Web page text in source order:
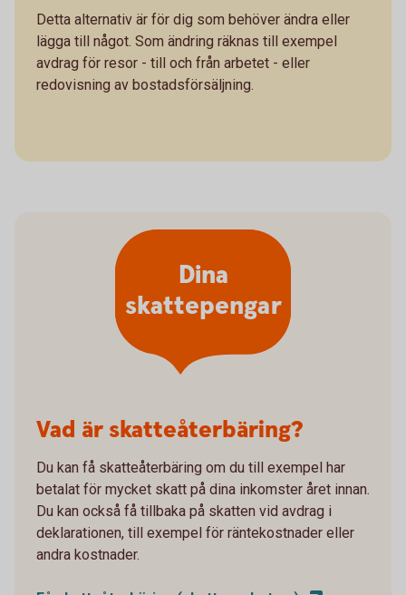
Detta alternativ är för dig som behöver ändra eller
lägga till något. Som ändring räknas till exempel
avdrag för resor - till och från arbetet - eller
redovisning av bostadsförsäljning.
Dina
skattepengar
Vad är skatteåterbäring?
Du kan få skatteåterbäring om du till exempel har
betalat för mycket skatt på dina inkomster året innan.
Du kan också få tillbaka på skatten vid avdrag i
deklarationen, till exempel för räntekostnader eller
andra kostnader.